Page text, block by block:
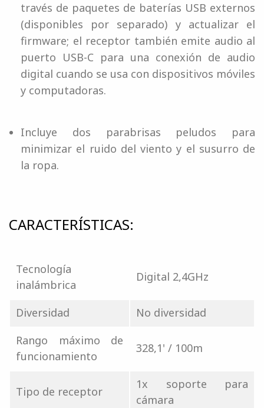
través de paquetes de baterías USB externos
(disponibles por separado) y actualizar el
firmware; el receptor también emite audio al
puerto USB-C para una conexión de audio
digital cuando se usa con dispositivos móviles
y computadoras.
Incluye dos parabrisas peludos para
minimizar el ruido del viento y el susurro de
la ropa.
CARACTERÍSTICAS:
Tecnología
inalámbrica
Digital 2,4GHz
Diversidad
No diversidad
Rango máximo de
funcionamiento
328,1' / 100m
Tipo de receptor
1x soporte para
cámara